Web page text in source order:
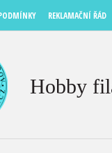
REKLAMAČNÍ ŘÁD
Hobby